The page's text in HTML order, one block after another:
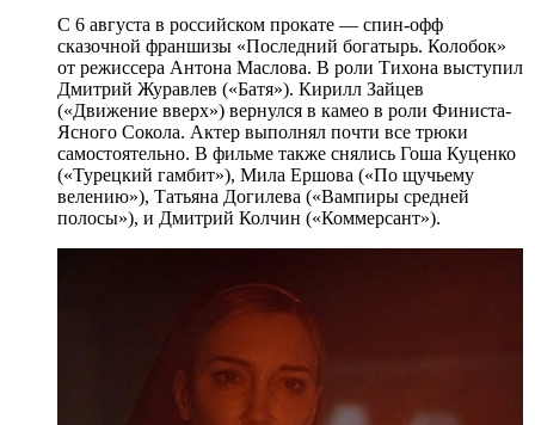
С 6 августа в российском прокате — спин-офф
сказочной франшизы «Последний богатырь. Колобок»
от режиссера Антона Маслова. В роли Тихона выступил
Дмитрий Журавлев («Батя»). Кирилл Зайцев
(«Движение вверх») вернулся в камео в роли Финиста-
Ясного Сокола. Актер выполнял почти все трюки
самостоятельно. В фильме также снялись Гоша Куценко
(«Турецкий гамбит»), Мила Ершова («По щучьему
велению»), Татьяна Догилева («Вампиры средней
полосы»), и Дмитрий Колчин («Коммерсант»).